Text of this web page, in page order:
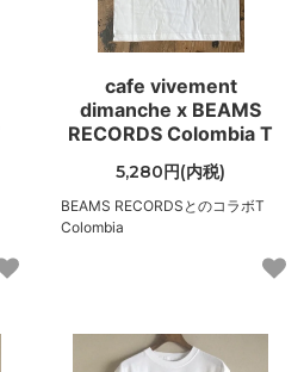
cafe vivement
dimanche x BEAMS
RECORDS Colombia T
5,280円(内税)
BEAMS RECORDSとのコラボT
Colombia